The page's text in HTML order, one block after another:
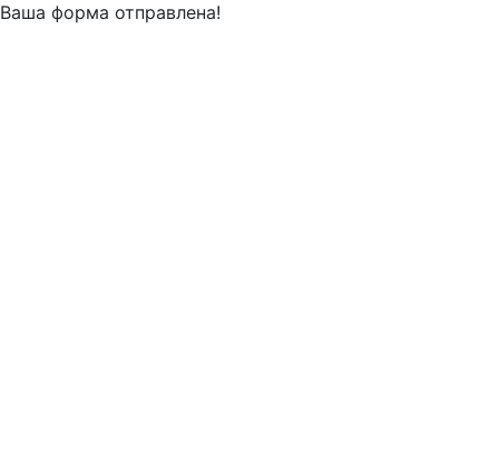
Ваша форма отправлена!